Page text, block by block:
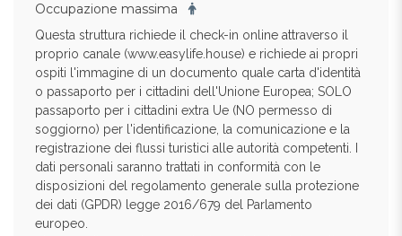
Occupazione massima
Questa struttura richiede il check-in online attraverso il
proprio canale (www.easylife.house) e richiede ai propri
ospiti l'immagine di un documento quale carta d'identità
o passaporto per i cittadini dell'Unione Europea; SOLO
passaporto per i cittadini extra Ue (NO permesso di
soggiorno) per l'identificazione, la comunicazione e la
registrazione dei flussi turistici alle autorità competenti. I
dati personali saranno trattati in conformità con le
disposizioni del regolamento generale sulla protezione
dei dati (GPDR) legge 2016/679 del Parlamento
europeo.